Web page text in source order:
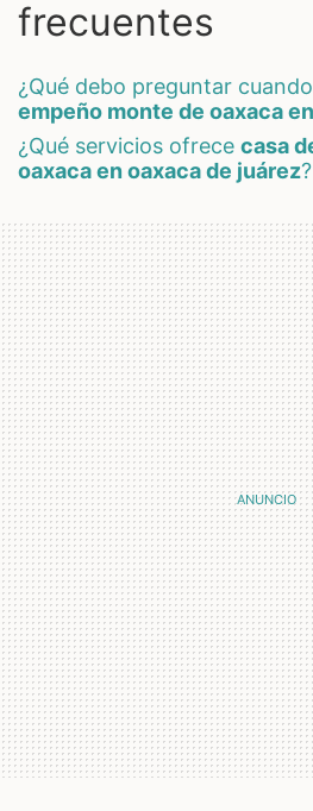
frecuentes
¿qué debo preguntar
empeño monte de oaxaca
¿qué servicios ofrece casa
oaxaca en oaxaca de juárez?